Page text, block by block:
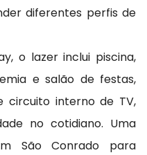
diferentes perfis de
o lazer inclui piscina,
e salão de festas,
circuito interno de TV,
no cotidiano. Uma
São Conrado para